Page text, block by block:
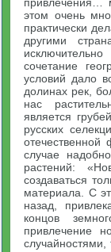
этом очень
практически
другими
сочетание
условий дало
долинах рек,
нас
является
русских
случае
растений:
создаваться
материала. С
назад,
концов
привлечение